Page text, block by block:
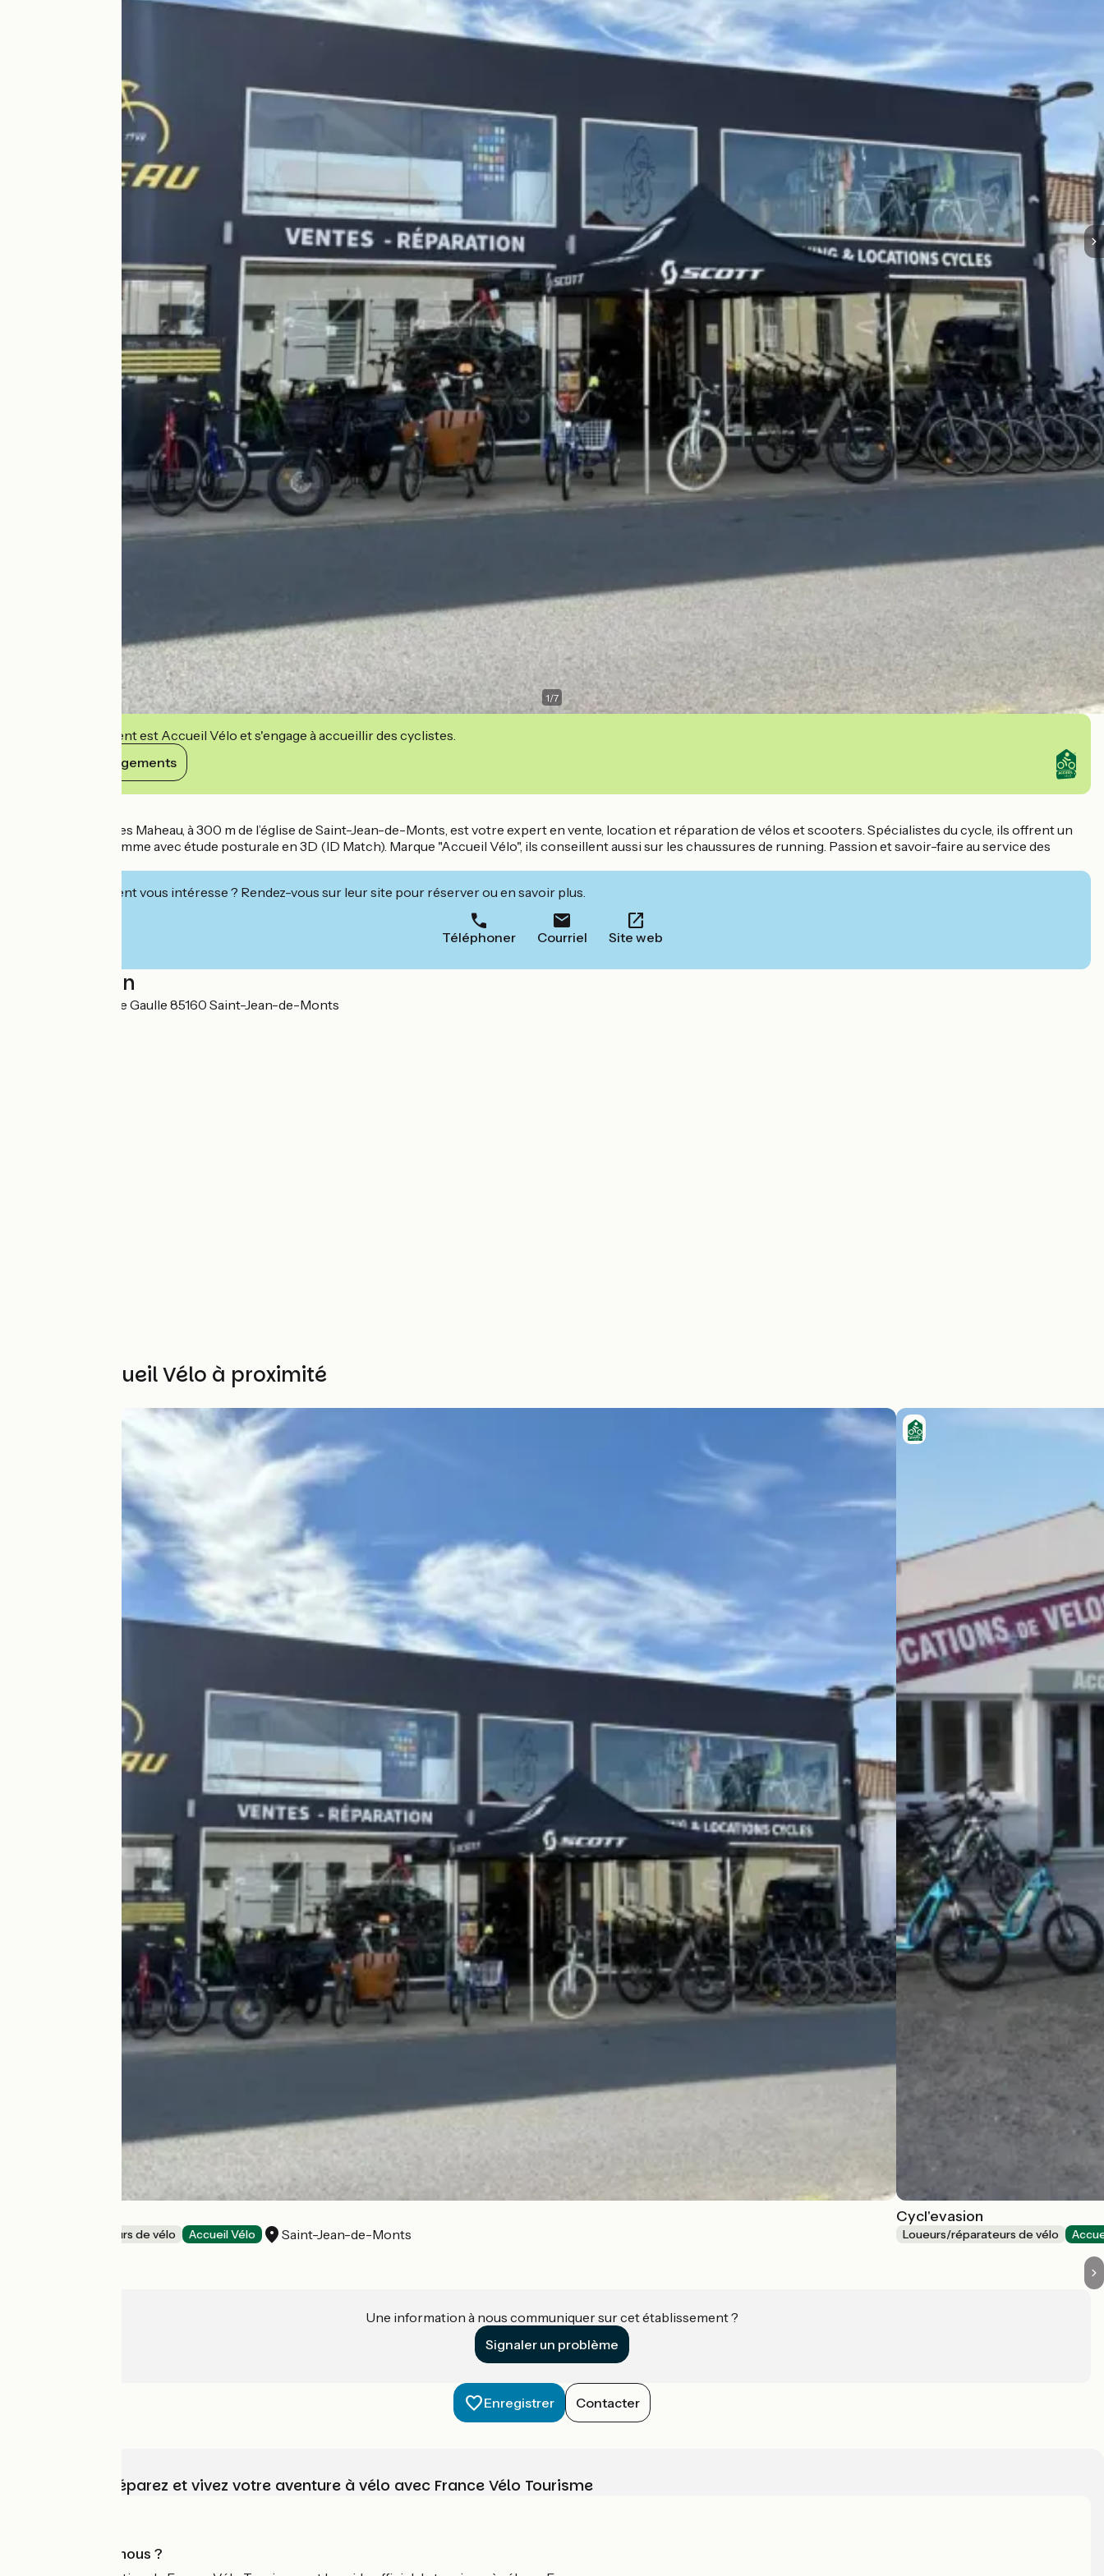
1/7
Cet établissement est Accueil Vélo et s'engage à accueillir des cyclistes.
Voir ses engagements
Depuis 1987, Cycles Maheau, à 300 m de l’église de Saint-Jean-de-Monts, est votre expert en vente, location et réparation de vélos et scooters. Spécialistes du cycle, ils offrent un
service haut de gamme avec étude posturale en 3D (ID Match). Marque "Accueil Vélo", ils conseillent aussi sur les chaussures de running. Passion et savoir-faire au service des
Cet établissement vous intéresse ? Rendez-vous sur leur site pour réserver ou en savoir plus.
Téléphoner Courriel Site web
Localisation
9 rue du général de Gaulle 85160 Saint-Jean-de-Monts
Autres Accueil Vélo à proximité
Loueurs/réparateurs de vélo Accueil Vélo Saint-Jean-de-Monts
Cycl'evasion
Loueurs/réparateurs de vélo
Une information à nous communiquer sur cet établissement ?
Signaler un problème
Enregistrer Contacter
Choisissez, préparez et vivez votre aventure à vélo avec France Vélo Tourisme
Qui sommes-nous ?